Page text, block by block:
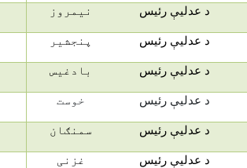
د عدلیې رئیس نیمروز
د عدلیې رئیس پنجشیر
د عدلیې رئیس بادغیس
د عدلیې رئیس خوست
د عدلیې رئیس سمنګان
د عدلیې رئیس غزنی